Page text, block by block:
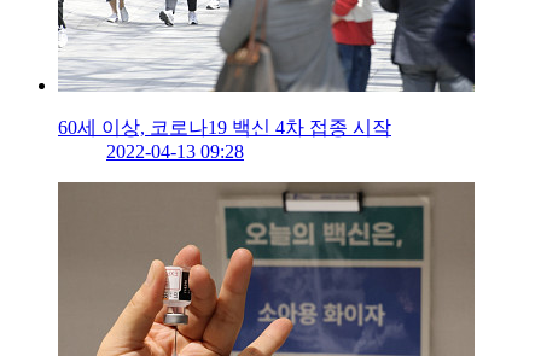
60세 이상, 코로나19 백신 4차 접종 시작
2022-04-13 09:28